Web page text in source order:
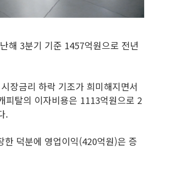
해 3분기 기준 1457억원으로 전년
장금리 하락 기조가 희미해지면서
피탈의 이자비용은 1113억원으로 2
.
덕분에 영업이익(420억원)은 증